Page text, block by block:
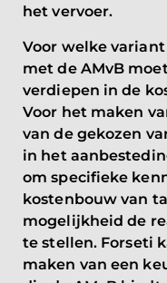
het vervoer.
Voor welke
met de AMvB
verdiepen in de
Voor het maken
van de gekozen
in het
om specifieke
kostenbouw van
mogelijkheid de
te stellen. Forseti
maken van een